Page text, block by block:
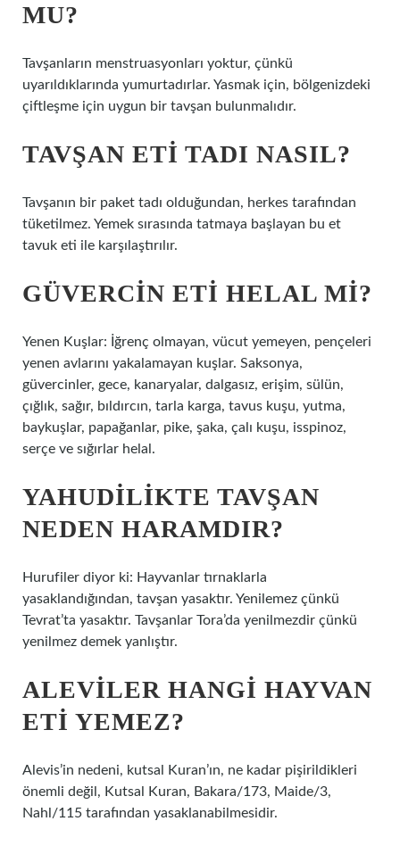
MU?
Tavşanların menstruasyonları yoktur, çünkü
uyarıldıklarında yumurtadırlar. Yasmak için, bölgenizdeki
çiftleşme için uygun bir tavşan bulunmalıdır.
TAVŞAN ETI TADI NASIL?
Tavşanın bir paket tadı olduğundan, herkes tarafından
tüketilmez. Yemek sırasında tatmaya başlayan bu et
tavuk eti ile karşılaştırılır.
GÜVERCIN ETI HELAL MI?
Yenen Kuşlar: İğrenç olmayan, vücut yemeyen, pençeleri
yenen avlarını yakalamayan kuşlar. Saksonya,
güvercinler, gece, kanaryalar, dalgasız, erişim, sülün,
çığlık, sağır, bıldırcın, tarla karga, tavus kuşu, yutma,
baykuşlar, papağanlar, pike, şaka, çalı kuşu, isspinoz,
serçe ve sığırlar helal.
YAHUDILIKTE TAVŞAN
NEDEN HARAMDIR?
Hurufiler diyor ki: Hayvanlar tırnaklarla
yasaklandığından, tavşan yasaktır. Yenilemez çünkü
Tevrat’ta yasaktır. Tavşanlar Tora’da yenilmezdir çünkü
yenilmez demek yanlıştır.
ALEVILER HANGI HAYVAN
ETI YEMEZ?
Alevis’in nedeni, kutsal Kuran’ın, ne kadar pişirildikleri
önemli değil, Kutsal Kuran, Bakara/173, Maide/3,
Nahl/115 tarafından yasaklanabilmesidir.